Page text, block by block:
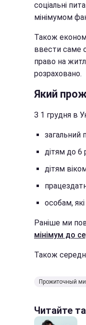
соціальні
мінімумом
Також
ввести саме
право на
розраховано.
Який
З 1 грудня в
загальний
дітям до 6
дітям
особам,
Раніше ми
мінімум до
Також
Прожиточный
Читайте